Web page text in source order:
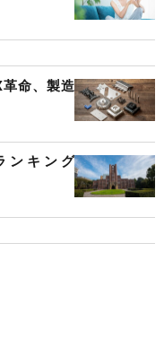
革命、製造
ンキング